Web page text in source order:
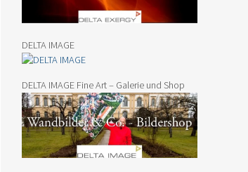
DELTA IMAGE
DELTA IMAGE Fine Art – Galerie und Shop